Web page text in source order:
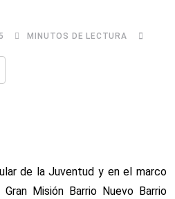
MINUTOS DE LECTURA
de la Juventud y en el marco
Misión Barrio Nuevo Barrio